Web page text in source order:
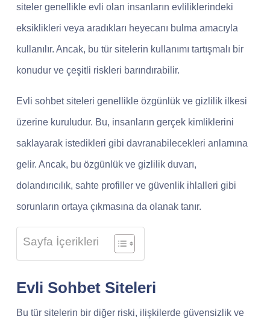
siteler genellikle evli olan insanların evliliklerindeki
eksiklikleri veya aradıkları heyecanı bulma amacıyla
kullanılır. Ancak, bu tür sitelerin kullanımı tartışmalı bir
konudur ve çeşitli riskleri barındırabilir.
Evli sohbet siteleri genellikle özgünlük ve gizlilik ilkesi
üzerine kuruludur. Bu, insanların gerçek kimliklerini
saklayarak istedikleri gibi davranabilecekleri anlamına
gelir. Ancak, bu özgünlük ve gizlilik duvarı,
dolandırıcılık, sahte profiller ve güvenlik ihlalleri gibi
sorunların ortaya çıkmasına da olanak tanır.
Sayfa İçerikleri
Evli Sohbet Siteleri
Bu tür sitelerin bir diğer riski, ilişkilerde güvensizlik ve